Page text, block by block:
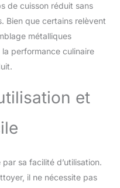
Parfait pour des
arômes subtils de
poisson, viande et
légumes. Artisanat
japonais de Suzu –
fabriquée à partir de
naturelle, cuits à
1000 °C et
une grande
produit premium
de cuisson réduit sans
Bien que certains relèvent
métalliques
performance culinaire
et
sa facilité d’utilisation.
il ne nécessite pas